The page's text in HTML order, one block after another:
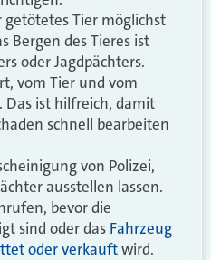
getötetes Tier möglichst
Bergen des Tieres ist
oder Jagdpächters.
vom Tier und vom
Das ist hilfreich, damit
schnell bearbeiten
von Polizei,
ausstellen lassen.
bevor die
sind oder das Fahrzeug
oder verkauftwird.